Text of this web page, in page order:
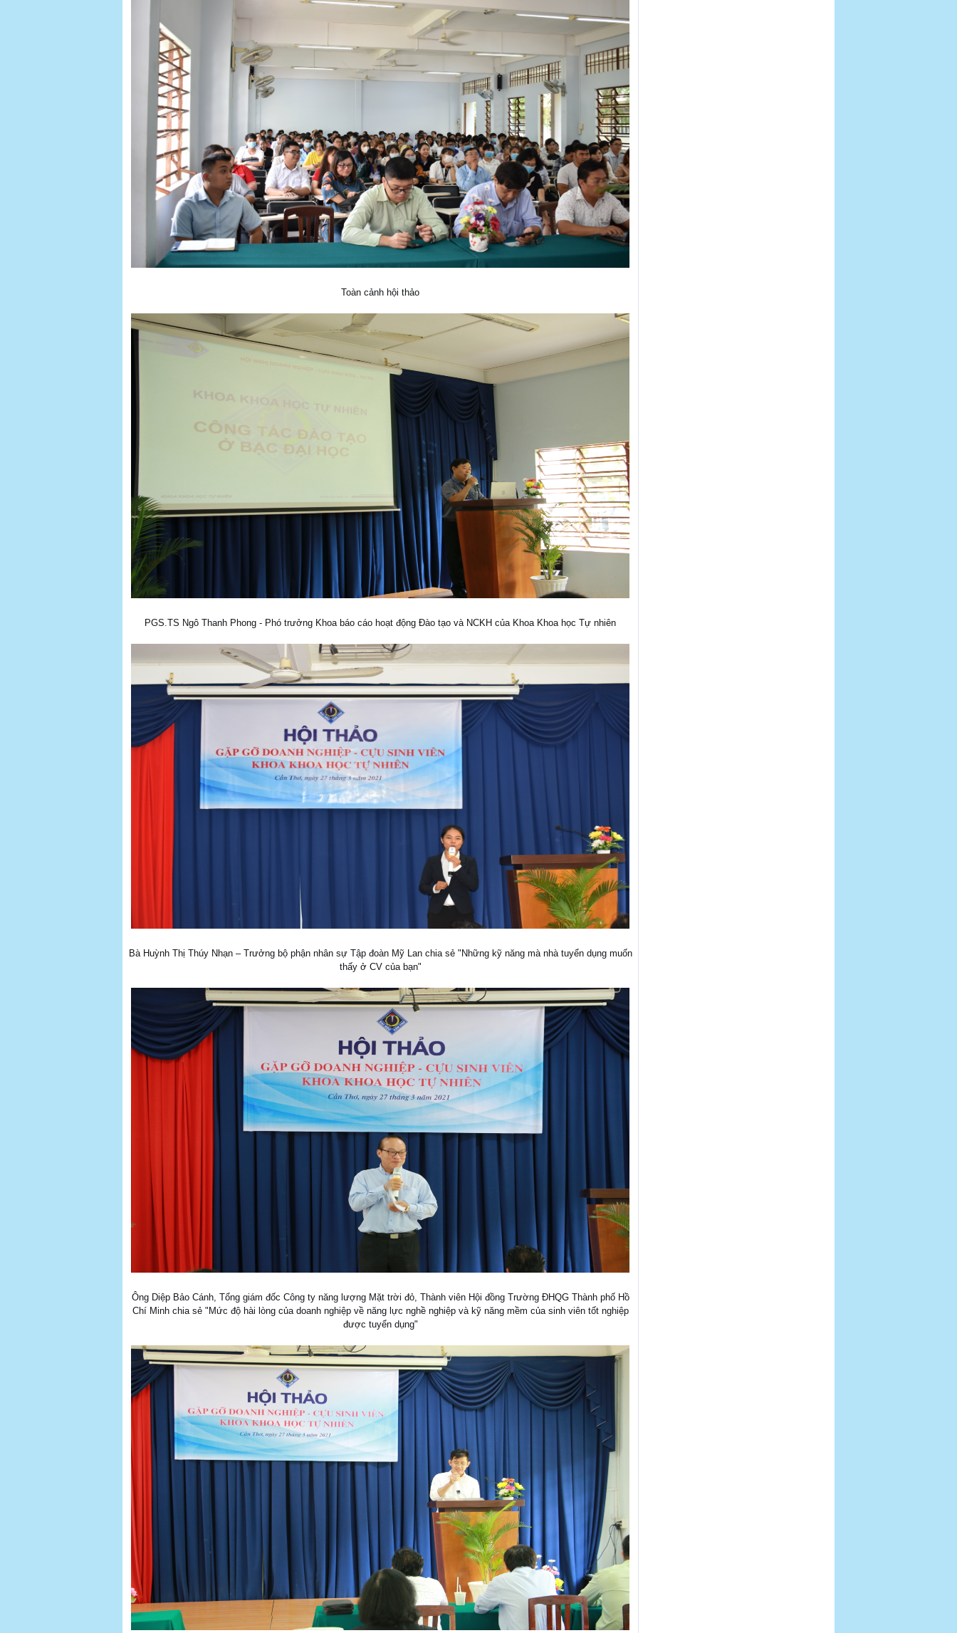
Toàn cảnh hội thảo
PGS.TS Ngô Thanh Phong - Phó trưởng Khoa báo cáo hoạt động Đào tạo và NCKH của Khoa Khoa học Tự nhiên
Bà Huỳnh Thị Thúy Nhạn – Trưởng bộ phận nhân sự Tập đoàn Mỹ Lan chia sẻ "Những kỹ năng mà nhà tuyển dụng muốn
thấy ở CV của bạn"
Ông Diệp Bảo Cánh, Tổng giám đốc Công ty năng lượng Mặt trời đỏ, Thành viên Hội đồng Trường ĐHQG Thành phố Hồ
Chí Minh chia sẻ "Mức độ hài lòng của doanh nghiệp về năng lực nghề nghiệp và kỹ năng mềm của sinh viên tốt nghiệp
được tuyển dụng"